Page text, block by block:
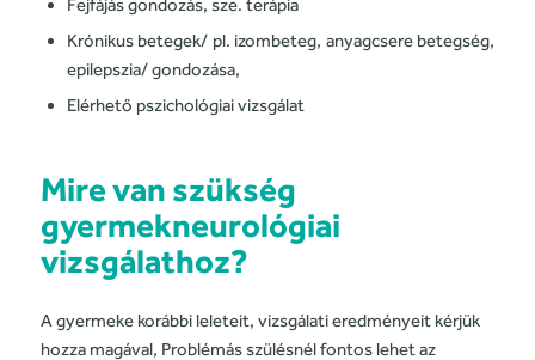
Fejfájás gondozás, sze. terápia
Krónikus betegek/ pl. izombeteg, anyagcsere betegség,
epilepszia/ gondozása,
Elérhető pszichológiai vizsgálat
Mire van szükség
gyermekneurológiai
vizsgálathoz?
A gyermeke korábbi leleteit, vizsgálati eredményeit kérjük
hozza magával, Problémás szülésnél fontos lehet az